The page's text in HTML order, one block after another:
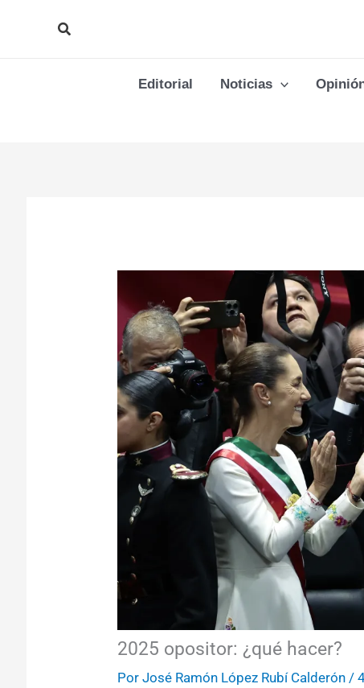
Buscar
Editorial Noticias
2025 opositor: ¿qué hacer?
Por José Ramón López Rubí Calderón /